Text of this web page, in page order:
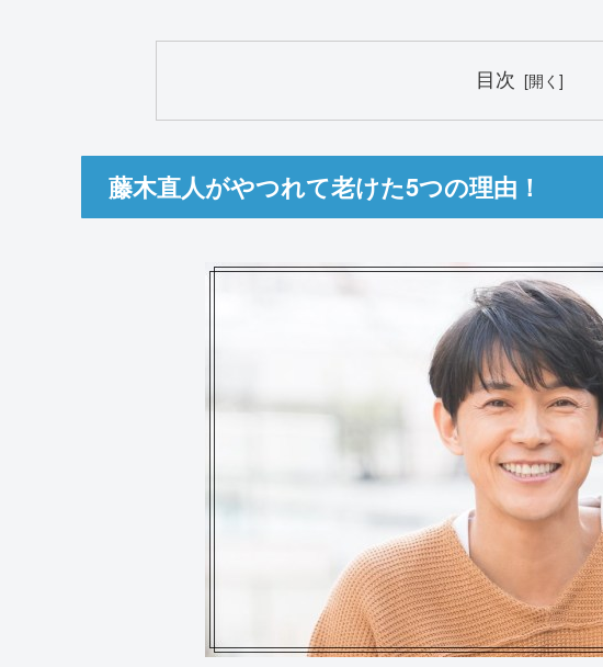
目次
藤木直人がやつれて老けた5つの理由！